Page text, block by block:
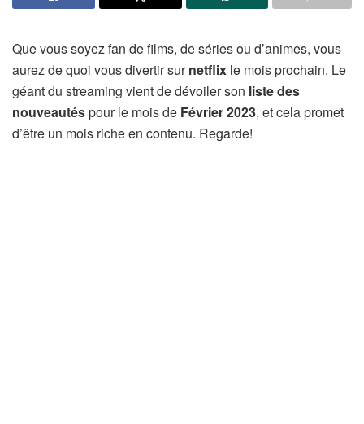
Que vous soyez fan de films, de séries ou d’animes, vous
aurez de quoi vous divertir surnetflix le mois prochain. Le
géant du streaming vient de dévoiler son liste des
nouveautéspour le mois de Février 2023, et cela promet
d’être un mois riche en contenu. Regarde!